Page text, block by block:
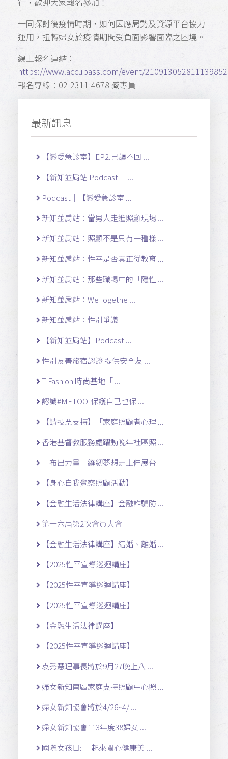
一同探討後疫情時期，如何因應局勢及資源平台協力
運用，扭轉婦女於疫情期間受負面影響面臨之困境。
線上報名連結：
https://www.accupass.com/event/
報名專線：02-2311-4678 臧專員
最新訊息
【戀愛急診室】EP2.已讀不回 ...
【新知並肩站 Podcast｜ ...
Podcast｜【戀愛急診室 ...
新知並肩站：當男人走進照顧現場 ...
新知並肩站：照顧不是只有一種樣 ...
新知並肩站：性平是否真正從教育 ...
新知並肩站：那些職場中的「隱性 ...
新知並肩站：WeTogethe ...
新知並肩站：性別爭議
【新知並肩站】Podcast ...
性別友善旅宿認證 提供安全友 ...
T Fashion 時尚基地「 ...
認識#METOO-保護自己也保 ...
【請投票支持】「家庭照顧者心理 ...
香港基督教服務處躍動晚年社區照 ...
「布出力量」縫紉夢想走上伸展台
【身心自我覺察照顧活動】
【金融生活法律講座】金融詐騙防 ...
第十六屆第2次會員大會
【金融生活法律講座】結婚、離婚 ...
【2025性平宣導巡迴講座】
【2025性平宣導巡迴講座】
【2025性平宣導巡迴講座】
【金融生活法律講座】
【2025性平宣導巡迴講座】
袁秀慧理事長將於9月27晚上八 ...
婦女新知南區家庭支持照顧中心照 ...
婦女新知協會將於4/26~4/ ...
婦女新知協會113年度38婦女 ...
國際女孩日: 一起來關心健康美 ...